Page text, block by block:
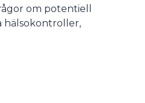
om potentiell
hälsokontroller,